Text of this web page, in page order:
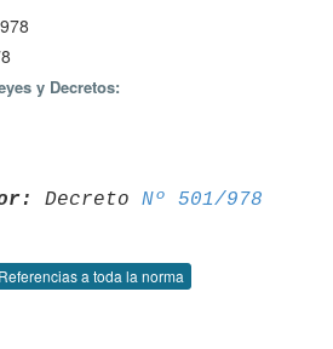
y Decretos:
Decreto Nº 501/978
Referencias a toda la norma